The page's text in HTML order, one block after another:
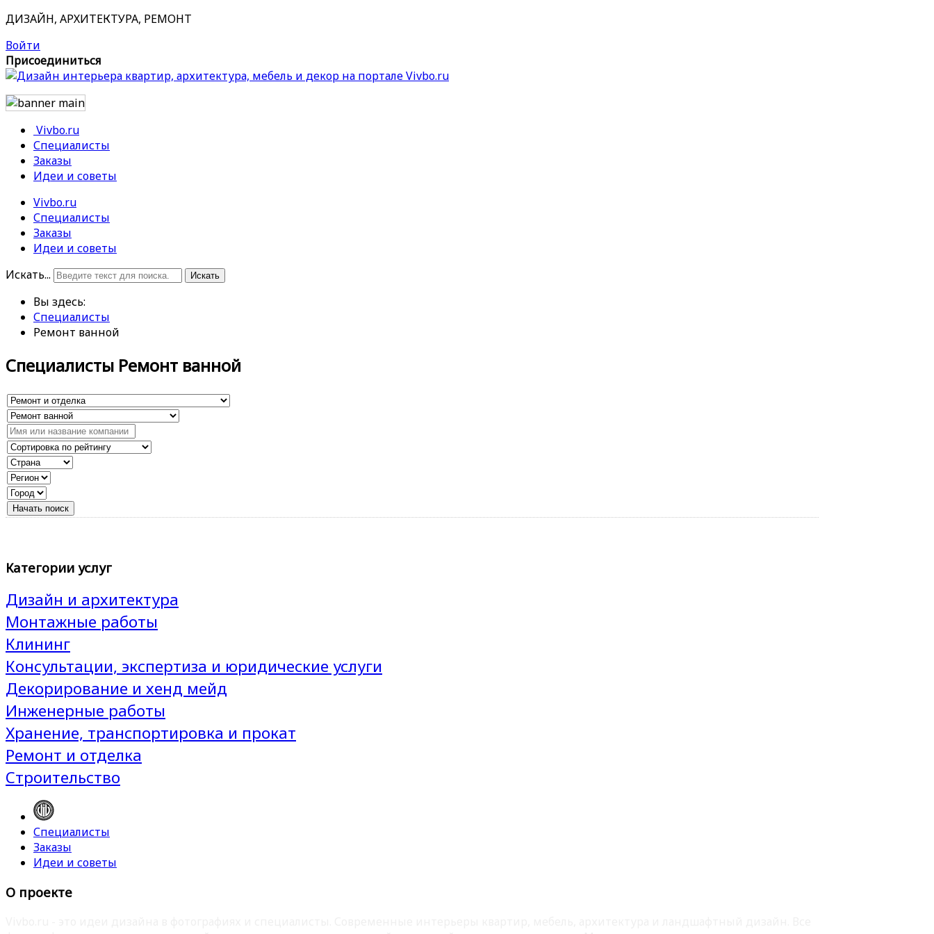
ДИЗАЙН, АРХИТЕКТУРА, РЕМОНТ
Войти
Присоединиться
Vivbo.ru
Специалисты
Заказы
Идеи и советы
Vivbo.ru
Специалисты
Заказы
Идеи и советы
Искать...
Искать
Вы здесь:
Специалисты
Ремонт ванной
Специалисты Ремонт ванной
Категории услуг
Дизайн и архитектура
Монтажные работы
Клининг
Консультации, экспертиза и юридические услуги
Декорирование и хенд мейд
Инженерные работы
Хранение, транспортировка и прокат
Ремонт и отделка
Строительство
Специалисты
Заказы
Идеи и советы
О проекте